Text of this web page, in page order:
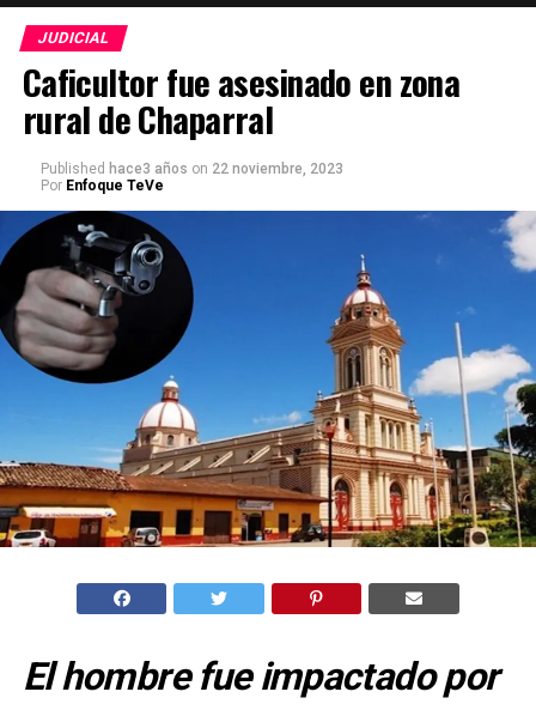
JUDICIAL
Caficultor fue asesinado en zona
rural de Chaparral
Published hace3 años on 22 noviembre, 2023
Por Enfoque TeVe
El hombre fue impactado por